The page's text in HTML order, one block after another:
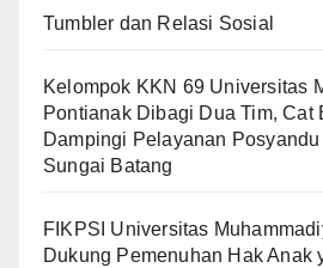
Tumbler dan Relasi Sosial
Kelompok KKN 69 Universitas
Pontianak Dibagi Dua Tim, Cat
Dampingi Pelayanan
Sungai Batang
FIKPSI Universitas
Dukung Pemenuhan Hak Anak